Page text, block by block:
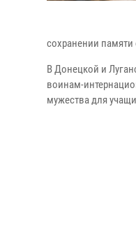
сохранении
В Донецкой и
воинам-
мужества для